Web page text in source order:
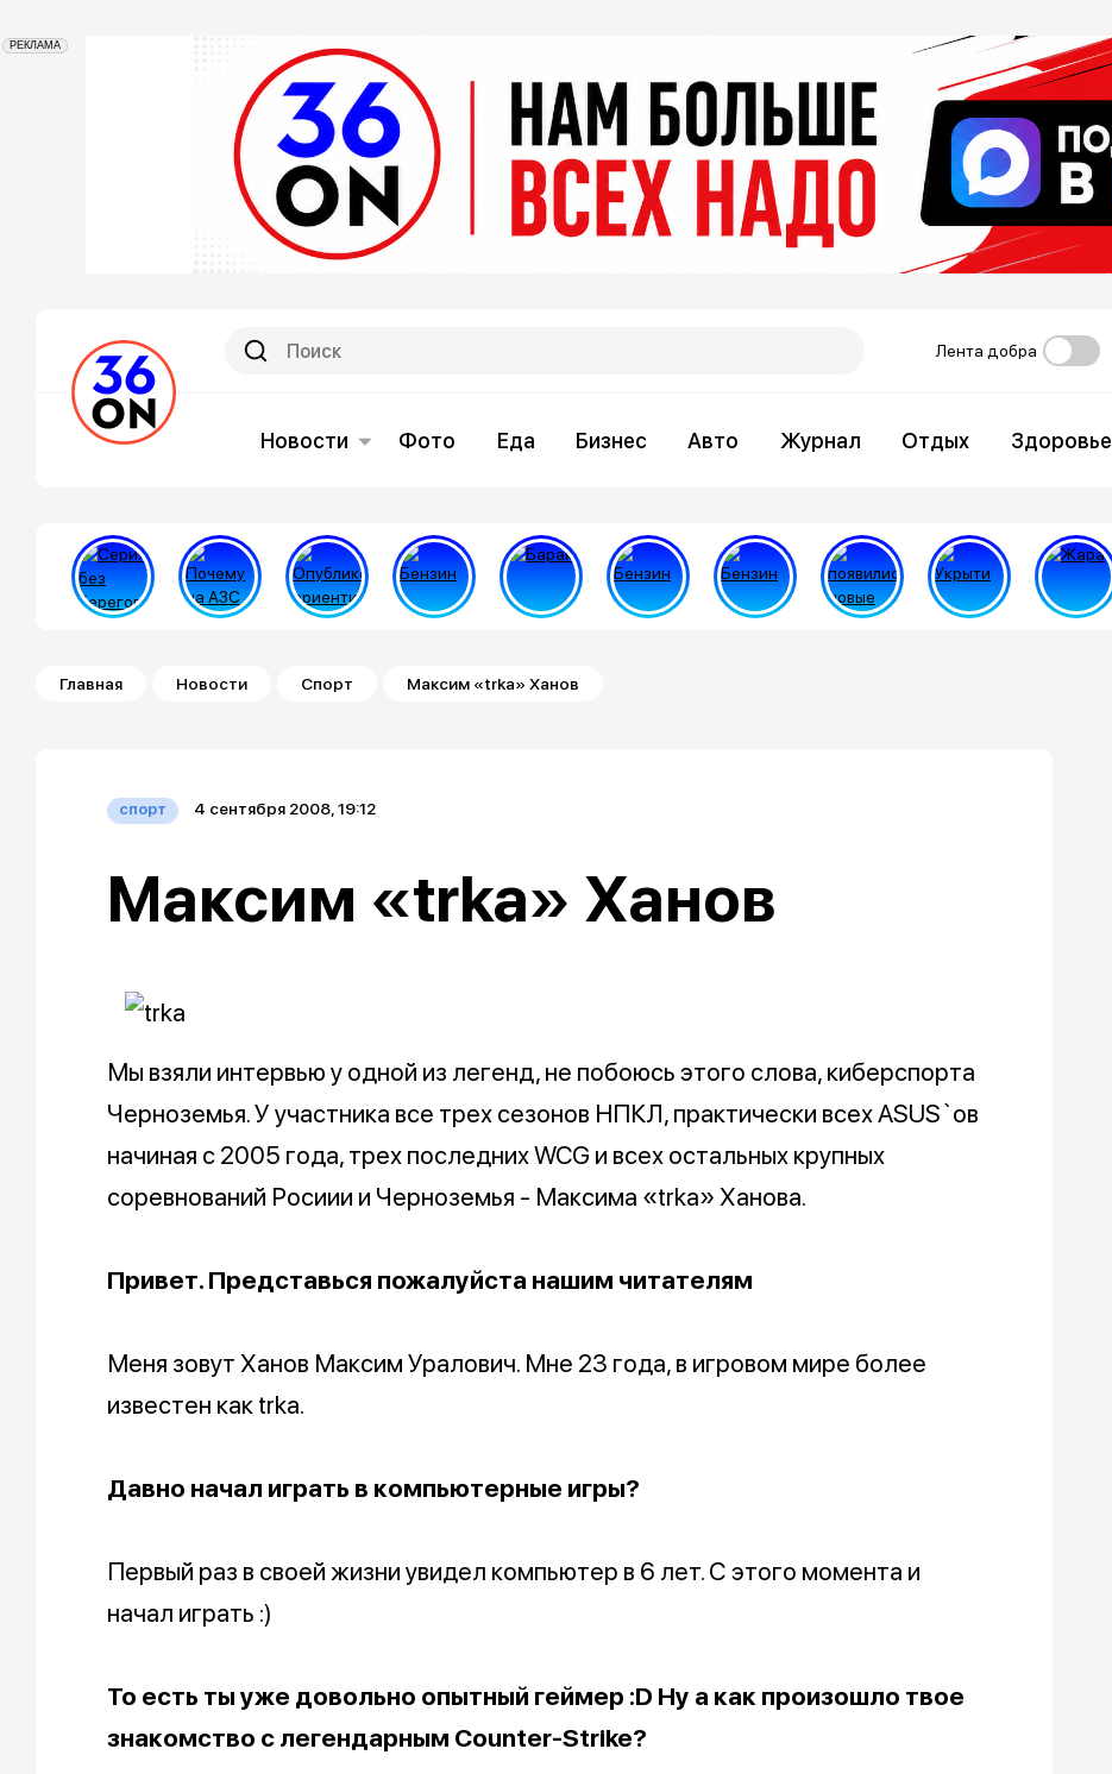
РЕКЛАМА
Лента добра
Новости Фото Еда Бизнес Авто Журнал Отдых Здоровье
Строка навигации
Главная Новости Спорт Максим «trka» Ханов
спорт 4 сентября 2008, 19:12
Максим «trka» Ханов
Мы взяли интервью у одной из легенд, не побоюсь этого слова, киберспорта
Черноземья. У участника все трех сезонов НПКЛ, практически всех ASUS`ов
начиная с 2005 года, трех последних WCG и всех остальных крупных
соревнований Росиии и Черноземья - Максима «trka» Ханова.
Привет. Представься пожалуйста нашим читателям
Меня зовут Ханов Максим Уралович. Мне 23 года, в игровом мире более
известен как trka.
Давно начал играть в компьютерные игры?
Первый раз в своей жизни увидел компьютер в 6 лет. С этого момента и
начал играть :)
То есть ты уже довольно опытный геймер :D Ну а как произошло твое
знакомство с легендарным Counter-Strike?